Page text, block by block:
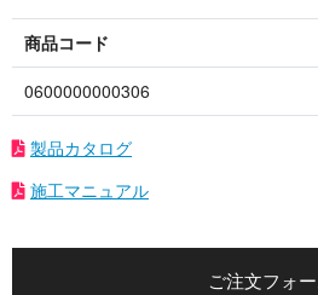
商品コード
0600000000306
製品カタログ
施工マニュアル
ご注文フォ